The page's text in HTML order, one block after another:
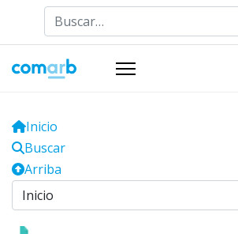
Buscar
Inicio
Buscar
Arriba